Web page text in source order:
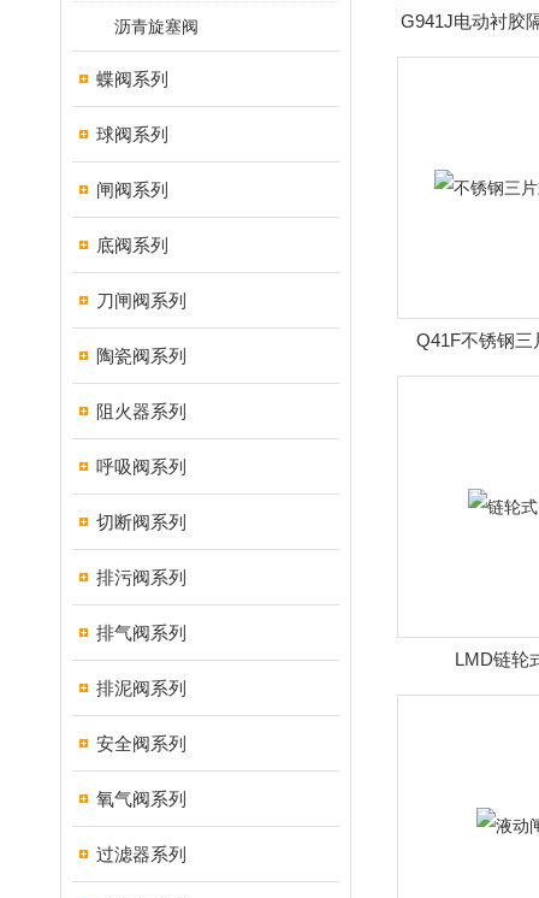
沥青旋塞阀
蝶阀系列
球阀系列
闸阀系列
底阀系列
刀闸阀系列
陶瓷阀系列
阻火器系列
呼吸阀系列
切断阀系列
排污阀系列
排气阀系列
排泥阀系列
安全阀系列
氧气阀系列
过滤器系列
G941J电动衬胶
产
Q41F不锈钢三
LMD链轮